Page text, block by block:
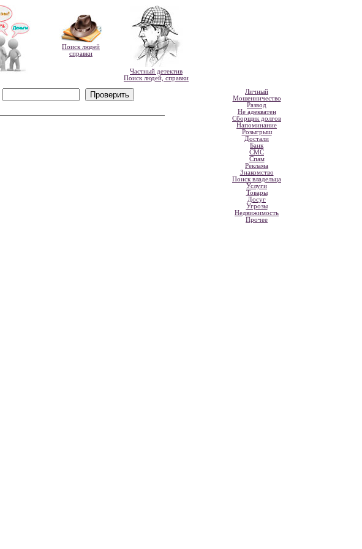
Поиск людей
справки
Частный детектив
Поиск людей, справки
Личный
Мошенничество
Развод
Не адекватен
Сборщик долгов
Напоминание
Розыгрыш
Достали
Банк
СМС
Спам
Реклама
Знакомство
Поиск владельца
Услуги
Товары
Досуг
Угрозы
Недвижимость
Прочее